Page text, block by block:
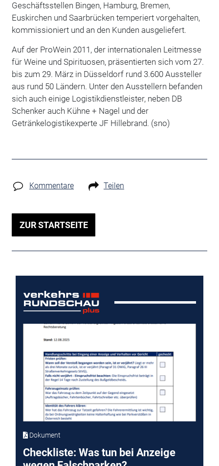
Geschäftsstellen Bingen, Hamburg, Bremen,
Euskirchen und Saarbrücken temperiert vorgehalten,
kommissioniert und an den Kunden ausgeliefert.
Auf der ProWein 2011, der internationalen Leitmesse
für Weine und Spirituosen, präsentierten sich vom 27.
bis zum 29. März in Düsseldorf rund 3.600 Aussteller
aus rund 50 Ländern. Unter den Ausstellern befanden
sich auch einige Logistikdienstleister, neben DB
Schenker auch Kühne + Nagel und der
Getränkelogistikexperte JF Hillebrand. (sno)
Kommentare Teilen
ZUR STARTSEITE
Dokument
Checkliste: Was tun bei Anzeige